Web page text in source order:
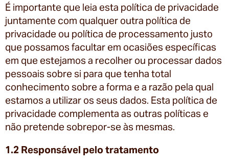
É importante que leia esta política de privacidade
juntamente com qualquer outra política de
privacidade ou política de processamento justo
que possamos facultar em ocasiões específicas
em que estejamos a recolher ou processar dados
pessoais sobre si para que tenha total
conhecimento sobre a forma e a razão pela qual
estamos a utilizar os seus dados. Esta política de
privacidade complementa as outras políticas e
não pretende sobrepor-se às mesmas.
1.2 Responsável pelo tratamento